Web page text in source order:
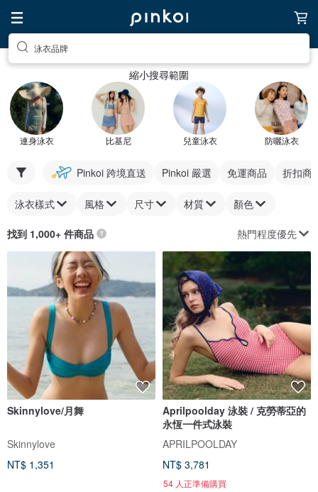
泳衣品牌
縮小搜尋範圍
連身泳衣 比基尼 兒童泳衣 防曬泳衣
Pinkoi 跨境直送 Pinkoi 嚴選 免運商品 折扣商
泳衣樣式 風格 尺寸 材質 顏色
找到 1,000+ 件商品 熱門程度優先
Skinnylove/月舞
Skinnylove
NT$ 1,351
Aprilpoolday 泳裝 / 克勞蒂亞的
永恆一件式泳裝
APRILPOOLDAY
NT$ 3,781
54 人正準備購買